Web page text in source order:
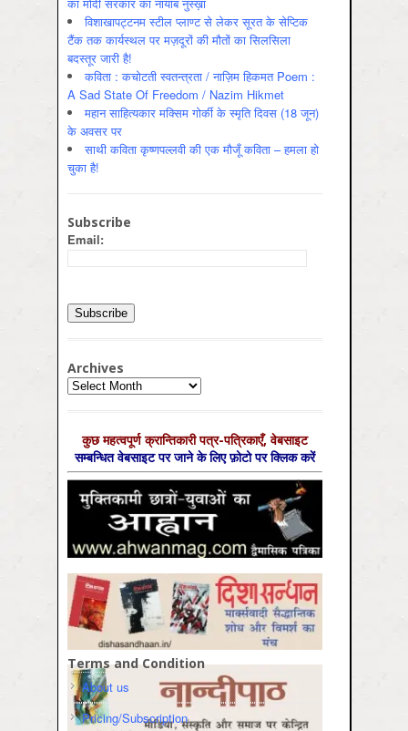
विशाखापट्टनम स्टील प्लाण्ट से लेकर सूरत के सेप्टिक
टैंक तक कार्यस्थल पर मज़दूरों की मौतों का सिलसिला
बदस्तूर जारी है!
कविता : कचोटती स्वतन्त्रता / नाज़िम हिकमत Poem :
A Sad State Of Freedom / Nazim Hikmet
महान साहित्यकार मक्सिम गोर्की के स्मृति दिवस (18 जून)
के अवसर पर
साथी कविता कृष्णपल्लवी की एक मौजूँ कविता – हमला हो
चुका है!
Subscribe
Email:
Archives
Archives
कुछ महत्‍वपूर्ण क्रान्तिकारी पत्र-पत्रिकाएँ, वेबसाइट
सम्‍बन्धित वेबसाइट पर जाने के लिए फ़ोटो पर क्लिक करें
Terms and Condition
About us
Pricing/Subscription